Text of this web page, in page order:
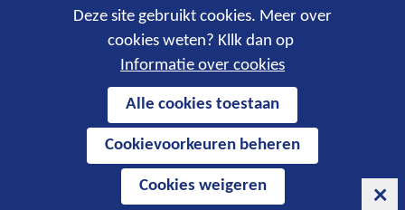
Cookies
toestaan?
Deze site gebruikt cookies. Meer over
cookies weten? Kllk dan op
Informatie over cookies
Alle cookies toestaan
Cookievoorkeuren beheren
Cookies weigeren